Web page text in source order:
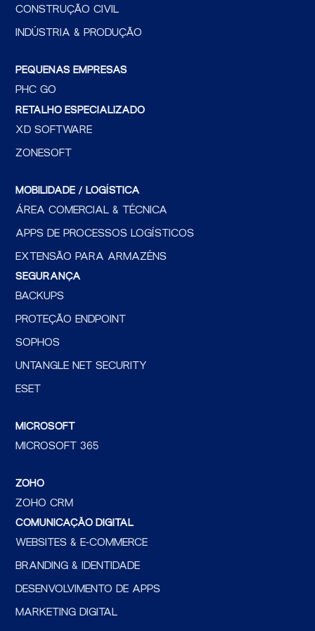
CONSTRUÇÃO CIVIL
INDÚSTRIA & PRODUÇÃO
PEQUENAS EMPRESAS
PHC GO
RETALHO ESPECIALIZADO
XD SOFTWARE
ZONESOFT
MOBILIDADE / LOGÍSTICA
ÁREA COMERCIAL & TÉCNICA
APPS DE PROCESSOS LOGÍSTICOS
EXTENSÃO PARA ARMAZÉNS
SEGURANÇA
BACKUPS
PROTEÇÃO ENDPOINT
SOPHOS
UNTANGLE NET SECURITY
ESET
MICROSOFT
MICROSOFT 365
ZOHO
ZOHO CRM
COMUNICAÇÃO DIGITAL
WEBSITES & E-COMMERCE
BRANDING & IDENTIDADE
DESENVOLVIMENTO DE APPS
MARKETING DIGITAL